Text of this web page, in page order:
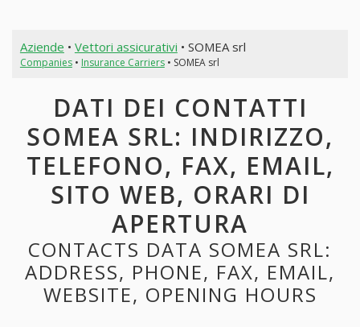
Aziende • Vettori assicurativi • SOMEA srl
Companies• Insurance Carriers• SOMEA srl
DATI DEI CONTATTI
SOMEA SRL: INDIRIZZO,
TELEFONO, FAX, EMAIL,
SITO WEB, ORARI DI
APERTURA
CONTACTS DATA SOMEA SRL:
ADDRESS, PHONE, FAX, EMAIL,
WEBSITE, OPENING HOURS